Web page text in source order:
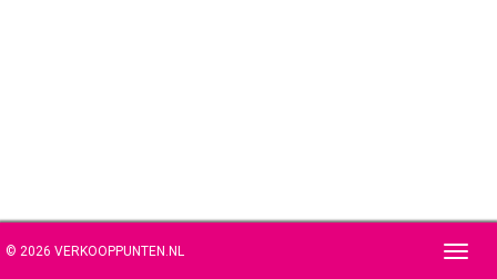
© 2026 VERKOOPPUNTEN.NL